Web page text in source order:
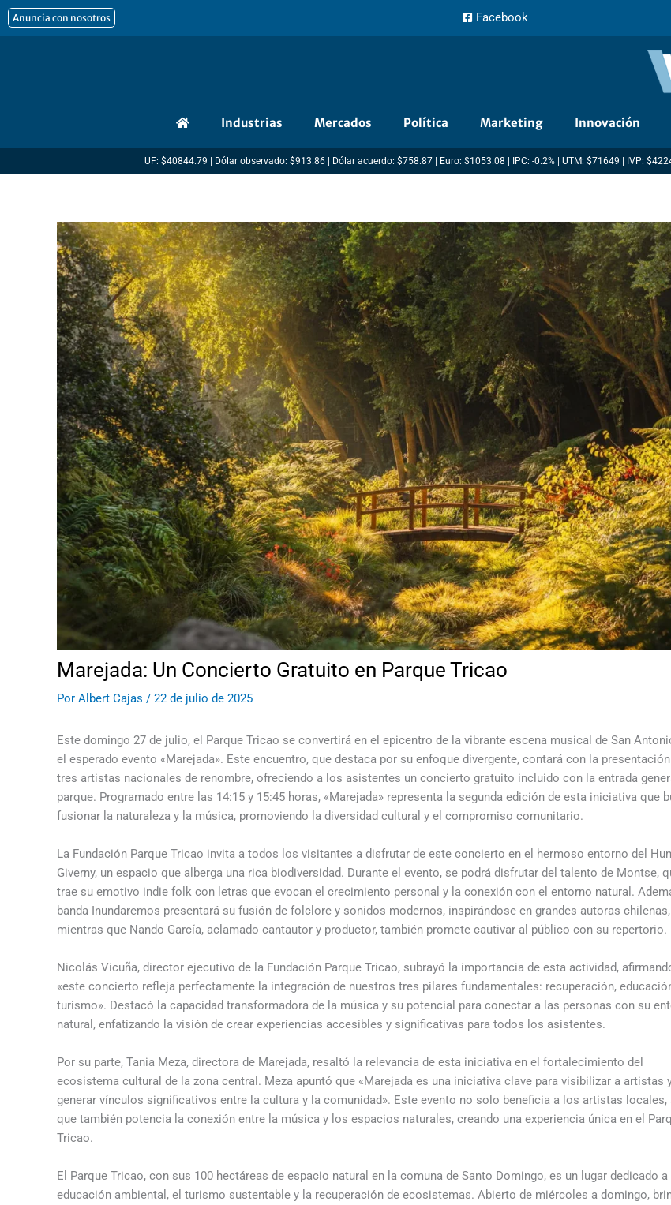
al
Anuncia con nosotros Facebook
Industrias Mercados Política Marketing Innovación
UF: $40844.79 | Dólar observado: $913.86 | Dólar acuerdo: $758.87 | Euro: $1053.08 | IPC: -0.2% | UTM: $71649 | IVP:
Marejada: Un Concierto Gratuito en Parque Tricao
Por Albert Cajas / 22 de julio de 2025
Este domingo 27 de julio, el Parque Tricao se convertirá en el epicentro de la vibrante escena musical de San
el esperado evento «Marejada». Este encuentro, que destaca por su enfoque divergente, contará con la
tres artistas nacionales de renombre, ofreciendo a los asistentes un concierto gratuito incluido con la entrada
parque. Programado entre las 14:15 y 15:45 horas, «Marejada» representa la segunda edición de esta iniciativa que
fusionar la naturaleza y la música, promoviendo la diversidad cultural y el compromiso comunitario.
La Fundación Parque Tricao invita a todos los visitantes a disfrutar de este concierto en el hermoso entorno del
Giverny, un espacio que alberga una rica biodiversidad. Durante el evento, se podrá disfrutar del talento de Montse,
trae su emotivo indie folk con letras que evocan el crecimiento personal y la conexión con el entorno natural.
banda Inundaremos presentará su fusión de folclore y sonidos modernos, inspirándose en grandes autoras chilenas,
mientras que Nando García, aclamado cantautor y productor, también promete cautivar al público con su repertorio.
Nicolás Vicuña, director ejecutivo de la Fundación Parque Tricao, subrayó la importancia de esta actividad,
«este concierto refleja perfectamente la integración de nuestros tres pilares fundamentales: recuperación,
turismo». Destacó la capacidad transformadora de la música y su potencial para conectar a las personas con su
natural, enfatizando la visión de crear experiencias accesibles y significativas para todos los asistentes.
Por su parte, Tania Meza, directora de Marejada, resaltó la relevancia de esta iniciativa en el fortalecimiento del
ecosistema cultural de la zona central. Meza apuntó que «Marejada es una iniciativa clave para visibilizar a artistas
generar vínculos significativos entre la cultura y la comunidad». Este evento no solo beneficia a los artistas locales,
que también potencia la conexión entre la música y los espacios naturales, creando una experiencia única en el
Tricao.
El Parque Tricao, con sus 100 hectáreas de espacio natural en la comuna de Santo Domingo, es un lugar dedicado a
educación ambiental, el turismo sustentable y la recuperación de ecosistemas. Abierto de miércoles a domingo,